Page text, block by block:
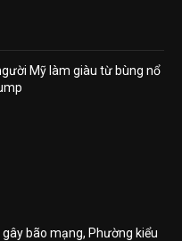
Mỹ làm giàu từ bùng nổ
bão mạng, Phường kiểu